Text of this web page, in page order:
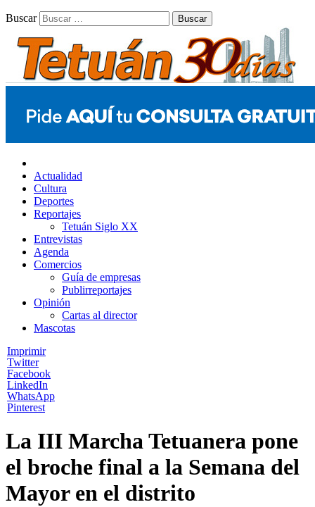
Buscar
Actualidad
Cultura
Deportes
Reportajes
Tetuán Siglo XX
Entrevistas
Agenda
Comercios
Guía de empresas
Publirreportajes
Opinión
Cartas al director
Mascotas
Imprimir
Twitter
Facebook
LinkedIn
WhatsApp
Pinterest
La III Marcha Tetuanera pone
el broche final a la Semana del
Mayor en el distrito